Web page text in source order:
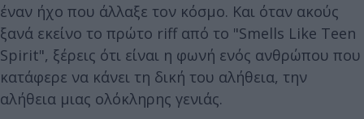
έναν ήχο που άλλαξε τον κόσμο. Και όταν ακούς
ξανά εκείνο το πρώτο riff από το "Smells Like Teen
Spirit", ξέρεις ότι είναι η φωνή ενός ανθρώπου που
κατάφερε να κάνει τη δική του αλήθεια, την
αλήθεια μιας ολόκληρης γενιάς.